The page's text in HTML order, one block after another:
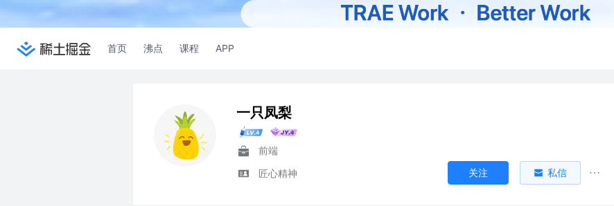
首页 沸点 课程 APP
一只凤梨
前端
匠心精神
关注 私信